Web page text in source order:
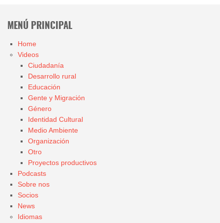
MENÚ PRINCIPAL
Home
Videos
Ciudadanía
Desarrollo rural
Educación
Gente y Migración
Género
Identidad Cultural
Medio Ambiente
Organización
Otro
Proyectos productivos
Podcasts
Sobre nos
Socios
News
Idiomas